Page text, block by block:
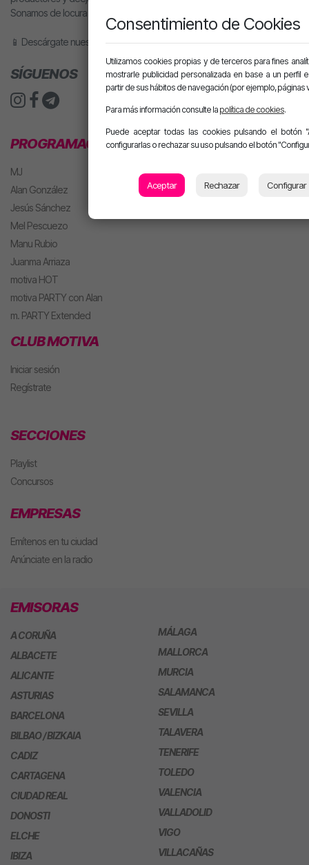
Sonamos de locura y nuestros locutores son la mar de majos.
📱 Descárgate nuestra app o pídele motiva a tu altavoz inteligente.
SÍGUENOS
PROGRAMACIÓN
MJ
Alan González
Jesús Sánchez
Mel Pescuezo
Manu Rubio
Juanma Arriaza
motiva HOT
motiva PARTY con Alan
m. PARTY Extended
CLUB MOTIVA
Iniciar sesión
Regístrate
SECCIONES
Playlist
Concursos
EMPRESAS
Emítenos en tu ciudad
Anúnciate en la radio
EMISORAS
A CORUÑA
ALBACETE
ALICANTE
ASTURIAS
BARCELONA
BILBAO / BIZKAIA
CADIZ
CARTAGENA
CIUDAD REAL
DONOSTI
ELCHE
IBIZA
MÁLAGA
MALLORCA
MURCIA
SALAMANCA
SEVILLA
TALAVERA
TENERIFE
TOLEDO
VALENCIA
VALLADOLID
VIGO
VILLACAÑAS
Consentimiento de Cookies
Utilizamos cookies propias y de terceros para fines
mostrarle publicidad personalizada en base a un perfil
partir de sus hábitos de navegación (por ejemplo, páginas
Para más información consulte la política de cookies.
Puede aceptar todas las cookies pulsando el botón
configurarlas o rechazar su uso pulsando el botón
Aceptar Rechazar Configurar